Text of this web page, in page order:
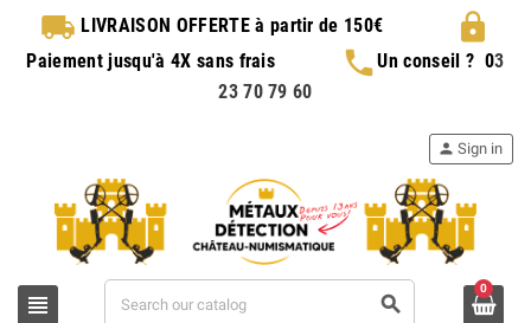
local_shipping LIVRAISON OFFERTEà partir de 150€ lock
Paiement jusqu'à 4X sans frais phoneUn conseil ? 03
23 70 79 60
view_headline search
person Sign in
0